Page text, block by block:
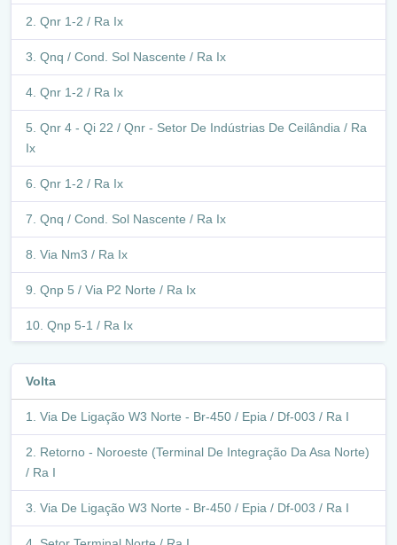
Qnr 1-2 / Ra Ix
Qnq / Cond. Sol Nascente / Ra Ix
Qnr 1-2 / Ra Ix
Qnr 4 - Qi 22 / Qnr - Setor De Indústrias De Ceilândia / Ra
Ix
Qnr 1-2 / Ra Ix
Qnq / Cond. Sol Nascente / Ra Ix
Via Nm3 / Ra Ix
Qnp 5 / Via P2 Norte / Ra Ix
Qnp 5-1 / Ra Ix
Via P1 Norte / Qnp 5 - Qnn 27 / Ra Ix
Qnn 27 / Entre Show De Morar E Sesc / Ra Ix
Qnn 19-27 / Via N-3 / Ra Ix
Qnn 19-27 / Ra Ix
Avenida Hélio Prates / Ra Ix
Retorno - Avenida Hélio Prates (Qnn 27) / Ra Ix
Volta
Via De Ligação W3 Norte - Br-450 / Epia / Df-003 / Ra I
Retorno - Noroeste (Terminal De Integração Da Asa Norte)
/ Ra I
Via De Ligação W3 Norte - Br-450 / Epia / Df-003 / Ra I